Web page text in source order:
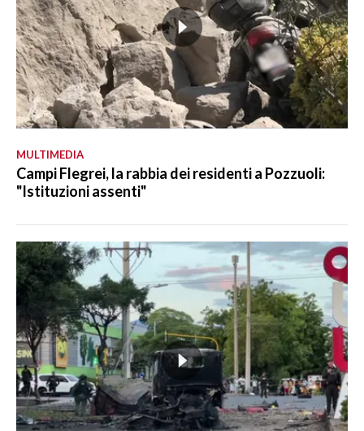
MULTIMEDIA
Campi Flegrei, la rabbia dei residenti a Pozzuoli:
"Istituzioni assenti"